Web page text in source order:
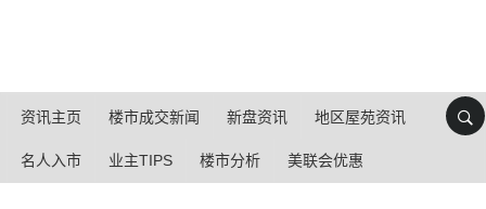
资讯主页 楼市成交新闻 新盘资讯 地区屋苑资讯
名人入市 业主TIPS 楼市分析 美联会优惠